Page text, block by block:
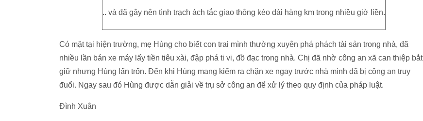
.. và đã gây nên tình trạch ách tắc giao thông kéo dài hàng km trong nhiều giờ liền.
Có mặt tại hiện trường, mẹ Hùng cho biết con trai mình thường xuyên phá phách tài sản trong nhà, đã
nhiều lần bán xe máy lấy tiền tiêu xài, đập phá ti vi, đồ đạc trong nhà. Chị đã nhờ công an xã can thiệp bắt
giữ nhưng Hùng lẩn trốn. Đến khi Hùng mang kiếm ra chặn xe ngay trước nhà mình đã bị công an truy
đuổi. Ngay sau đó Hùng được dẫn giải về trụ sở công an để xử lý theo quy định của pháp luật.
Đình Xuân